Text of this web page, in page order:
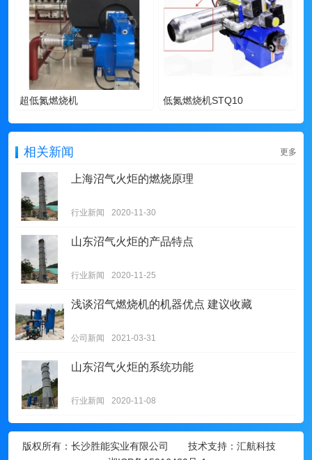
超低氮燃烧机 低氮燃烧机STQ10
相关新闻 更多
上海沼气火炬的燃烧原理
行业新闻 2020-11-30
山东沼气火炬的产品特点
行业新闻 2020-11-25
浅谈沼气燃烧机的机器优点 建议收藏
公司新闻 2021-03-31
山东沼气火炬的系统功能
行业新闻 2020-11-08
版权所有： 长沙胜能实业有限公司
技术支持：汇航科技